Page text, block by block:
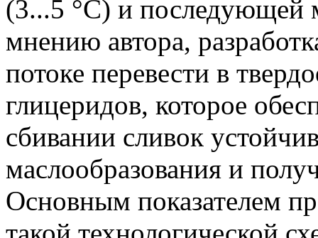
(3...5 °С) и последующей
мнению автора,
потоке перевести в
глицеридов, которое
сбивании сливок
маслообразования и
Основным показателем